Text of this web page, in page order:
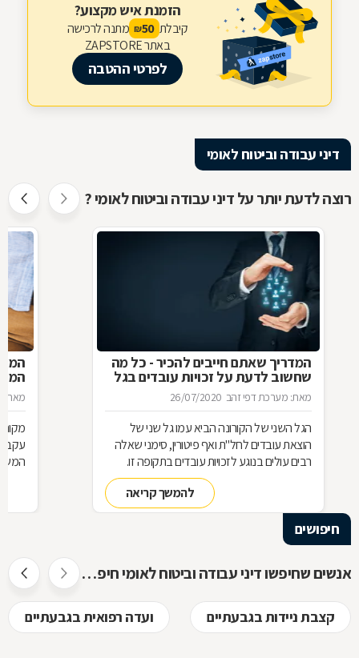
הזמנת איש מקצוע?
קיבלת 50
₪ מתנה לרכישה
באתר ZAPSTORE
לפרטי ההטבה
דיני עבודה וביטוח לאומי
רוצה לדעת יותר על דיני עבודה וביטוח לאומי ?
המדריך שאתם חייבים להכיר - כל מה
שחשוב לדעת על זכויות עובדים בגל
הקורונה השני
מאת: מערכת דפי זהב 26/07/2020
הגל השני של הקורונה הביא עמו גל שני של
הוצאת עובדים לחל"ת ואף פיטורין, סימני שאלה
רבים עולים בנוגע לזכויות עובדים בתקופה זו.
ריכזנו עבורכם מספר שאלות ותשובות חשובות
להמשך קריאה
מאת:
עקב
חיפושים
אנשים שחיפשו דיני עבודה וביטוח לאומי חיפשו גם
קצבת ניידות בגבעתיים ועדה רפואית בגבעתיים